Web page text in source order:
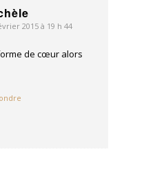
2015 à 19 h 44
de cœur alors